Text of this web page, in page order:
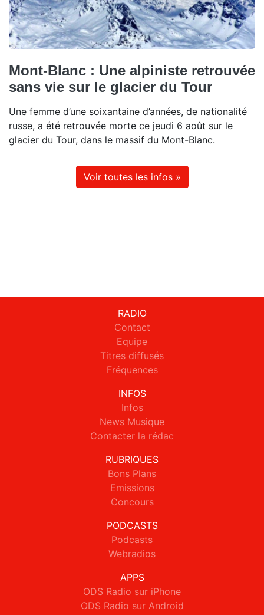
Mont-Blanc : Une alpiniste retrouvée
sans vie sur le glacier du Tour
Une femme d’une soixantaine d’années, de nationalité
russe, a été retrouvée morte ce jeudi 6 août sur le
glacier du Tour, dans le massif du Mont-Blanc.
Voir toutes les infos »
RADIO
Contact
Equipe
Titres diffusés
Fréquences
INFOS
Infos
News Musique
Contacter la rédac
RUBRIQUES
Bons Plans
Emissions
Concours
PODCASTS
Podcasts
Webradios
APPS
ODS Radio sur iPhone
ODS Radio sur Android